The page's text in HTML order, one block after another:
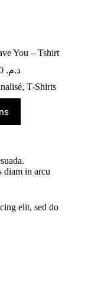
You – Tshirt
د.م.
, T-Shirts
diam in arcu
elit, sed do